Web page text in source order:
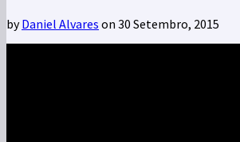
byDaniel Alvares on 30 Setembro, 2015